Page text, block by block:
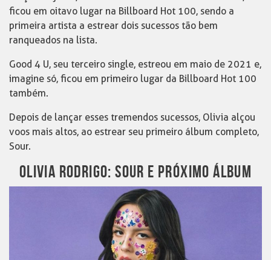
ficou em oitavo lugar na Billboard Hot 100, sendo a
primeira artista a estrear dois sucessos tão bem
ranqueados na lista.
Good 4 U, seu terceiro single, estreou em maio de 2021 e,
imagine só, ficou em primeiro lugar da Billboard Hot 100
também.
Depois de lançar esses tremendos sucessos, Olivia alçou
voos mais altos, ao estrear seu primeiro álbum completo,
Sour.
OLIVIA RODRIGO: SOUR E PRÓXIMO ÁLBUM